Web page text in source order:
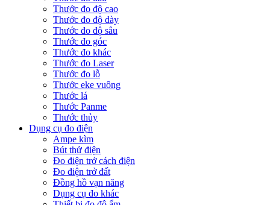
Thước đo độ cao
Thước đo độ dày
Thước đo độ sâu
Thước đo góc
Thước đo khác
Thước đo Laser
Thước đo lỗ
Thước eke vuông
Thước lá
Thước Panme
Thước thủy
Dụng cụ đo điện
Ampe kìm
Bút thử điện
Đo điện trở cách điện
Đo điện trở đất
Đồng hồ vạn năng
Dụng cụ đo khác